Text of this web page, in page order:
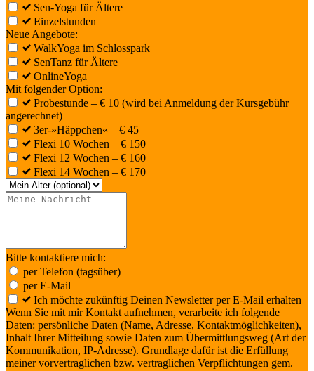
Sen-Yoga für Ältere
Einzelstunden
Neue Angebote:
WalkYoga im Schlosspark
SenTanz für Ältere
OnlineYoga
Mit folgender Option:
Probestunde – € 10 (wird bei Anmeldung der Kursgebühr
angerechnet)
3er-»Häppchen« – € 45
Flexi 10 Wochen – € 150
Flexi 12 Wochen – € 160
Flexi 14 Wochen – € 170
Bitte kontaktiere mich:
per Telefon (tagsüber)
per E-Mail
Ich möchte zukünftig Deinen Newsletter per E-Mail erhalten
Wenn Sie mit mir Kontakt aufnehmen, verarbeite ich folgende
Daten: persönliche Daten (Name, Adresse, Kontaktmöglichkeiten),
Inhalt Ihrer Mitteilung sowie Daten zum Übermittlungsweg (Art der
Kommunikation, IP-Adresse). Grundlage dafür ist die Erfüllung
meiner vorvertraglichen bzw. vertraglichen Verpflichtungen gem.